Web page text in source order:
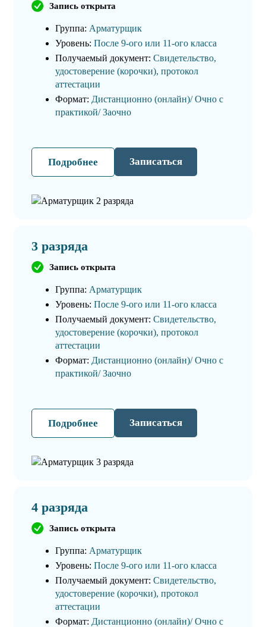
Запись открыта
Группа: Арматурщик
Уровень: После 9-ого или 11-ого класса
Получаемый документ: Свидетельство,
удостоверение (корочки), протокол
аттестации
Формат: Дистанционно (онлайн)/ Очно с
практикой/ Заочно
Подробнее Записаться
3 разряда
Запись открыта
Группа: Арматурщик
Уровень: После 9-ого или 11-ого класса
Получаемый документ: Свидетельство,
удостоверение (корочки), протокол
аттестации
Формат: Дистанционно (онлайн)/ Очно с
практикой/ Заочно
Подробнее Записаться
4 разряда
Запись открыта
Группа: Арматурщик
Уровень: После 9-ого или 11-ого класса
Получаемый документ: Свидетельство,
удостоверение (корочки), протокол
аттестации
Формат: Дистанционно (онлайн)/ Очно с